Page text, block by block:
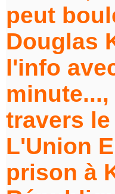
peut
Douglas
l'info
travers le
L'Union
prison à